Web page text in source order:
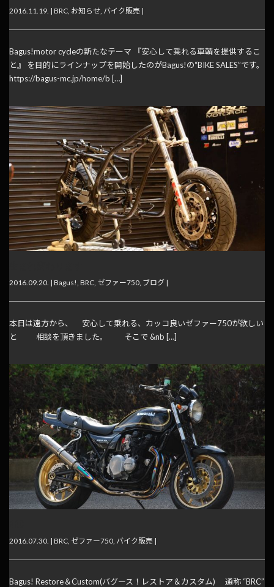
2016.11.19. | BRC お知らせ バイク販売 |
Bagus!motor cycleの新たなテーマ 『安心して乗れる車輌を提供するこ
と』 を目的にラインナップを開始したのがBagus!の“BIKE SALES”です。
https://bagus-mc.jp/home/b […]
2016.09.20. | Bagus! BRC ゼファー750 ブログ |
本日は遠方から、 安心して乗れる、カッコ良いゼファー750が欲しい
と 相談を頂きました。 そこで &nb […]
2016.07.30. | BRC ゼファー750 バイク販売 |
Bagus! Restore＆Custom(バグース！レストア＆カスタム) 通称 “BRC”